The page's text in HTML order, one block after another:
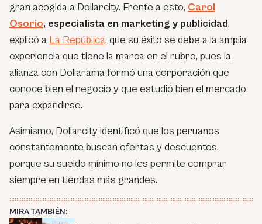
gran acogida a Dollarcity. Frente a esto, Carol
Osorio, especialista en marketing y publicidad,
explicó a La República, que su éxito se debe a la amplia
experiencia que tiene la marca en el rubro, pues la
alianza con Dollarama formó una corporación que
conoce bien el negocio y que estudió bien el mercado
para expandirse.
Asimismo, Dollarcity identificó que los peruanos
constantemente buscan ofertas y descuentos,
porque su sueldo mínimo no les permite comprar
siempre en tiendas más grandes.
MIRA TAMBIÉN: